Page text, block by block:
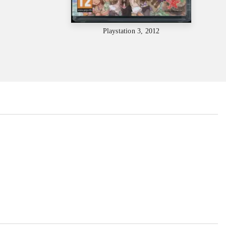
Playstation 3, 2012